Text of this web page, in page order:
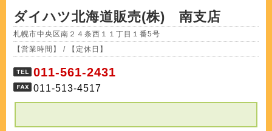
ダイハツ北海道販売(株) 南支店
札幌市中央区南２４条西１１丁目１番5号
【営業時間】 / 【定休日】
011-561-2431
011-513-4517